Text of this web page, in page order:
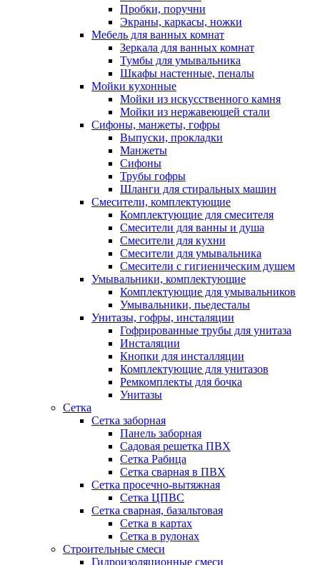
Пробки, поручни
Экраны, каркасы, ножки
Мебель для ванных комнат
Зеркала для ванных комнат
Тумбы для умывальника
Шкафы настенные, пеналы
Мойки кухонные
Мойки из искусственного камня
Мойки из нержавеющей стали
Сифоны, манжеты, гофры
Выпуски, прокладки
Манжеты
Сифоны
Трубы гофры
Шланги для стиральных машин
Смесители, комплектующие
Комплектующие для смесителя
Смесители для ванны и душа
Смесители для кухни
Смесители для умывальника
Смесители с гигиеническим душем
Умывальники, комплектующие
Комплектующие для умывальников
Умывальники, пьедесталы
Унитазы, гофры, инсталяции
Гофрированные трубы для унитаза
Инсталяции
Кнопки для инсталляции
Комплектующие для унитазов
Ремкомплекты для бочка
Унитазы
Сетка
Сетка заборная
Панель заборная
Садовая решетка ПВХ
Сетка Рабица
Сетка сварная в ПВХ
Сетка просечно-вытяжная
Сетка ЦПВС
Сетка сварная, базальтовая
Сетка в картах
Сетка в рулонах
Строительные смеси
Гидроизоляционные смеси